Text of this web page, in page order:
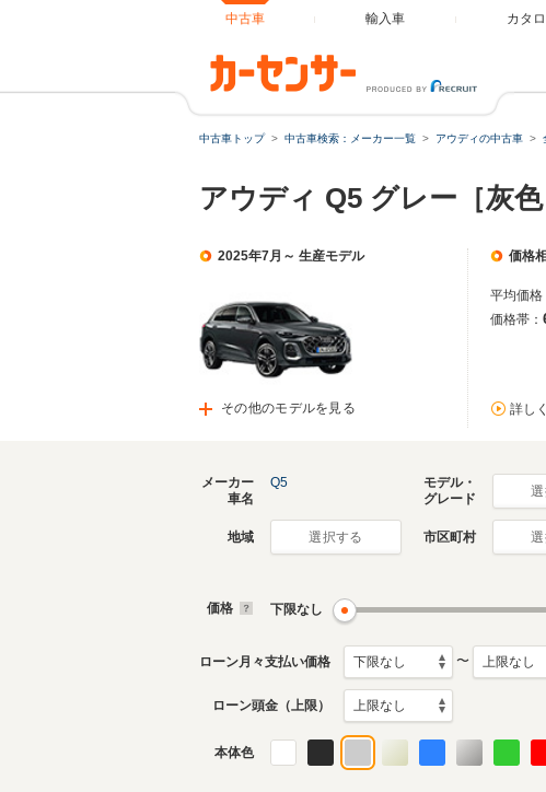
中古車 輸入車 カタ
中古車トップ 中古車検索：メーカー一覧 アウディの中古車
アウディ Q5 グレー［灰
2025年7月～ 生産モデル
その他のモデルを見る
価格
平均価格
価格帯：
詳し
Q5のカタログを見る
メーカー
車名
Q5
モデル・
グレード
地域 選択する 市区町村
価格 下限なし
ローン月々支払い価格 〜
ローン頭金（上限）
本体色